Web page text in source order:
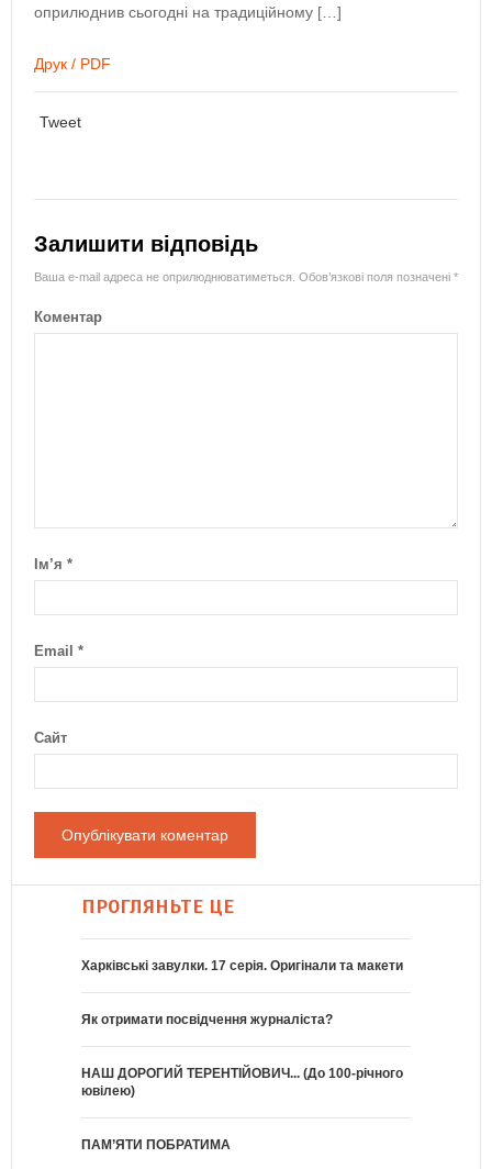
оприлюднив сьогодні на традиційному […]
Друк / PDF
Tweet
Залишити відповідь
Ваша e-mail адреса не оприлюднюватиметься. Обов’язкові поля позначені *
Коментар
Ім’я *
Email *
Сайт
ПРОГЛЯНЬТЕ ЦЕ
Харківські завулки. 17 серія. Оригінали та макети
Як отримати посвідчення журналіста?
НАШ ДОРОГИЙ ТЕРЕНТІЙОВИЧ... (До 100-річного
ювілею)
ПАМ’ЯТИ ПОБРАТИМА